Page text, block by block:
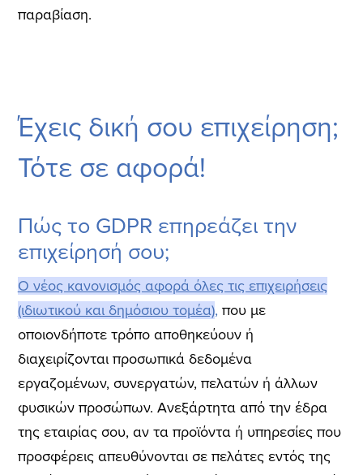
παραβίαση.
Έχεις δική σου επιχείρηση;
Τότε σε αφορά!
Πώς το GDPR επηρεάζει την
επιχείρησή σου;
Ο νέος κανονισμός αφορά όλες τις επιχειρήσεις
(ιδιωτικού και δημόσιου τομέα), που με
οποιονδήποτε τρόπο αποθηκεύουν ή
διαχειρίζονται προσωπικά δεδομένα
εργαζομένων, συνεργατών, πελατών ή άλλων
φυσικών προσώπων. Ανεξάρτητα από την έδρα
της εταιρίας σου, αν τα προϊόντα ή υπηρεσίες που
προσφέρεις απευθύνονται σε πελάτες εντός της